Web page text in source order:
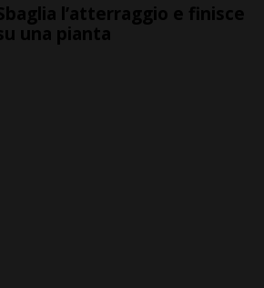
l’atterraggio e finisce
una pianta